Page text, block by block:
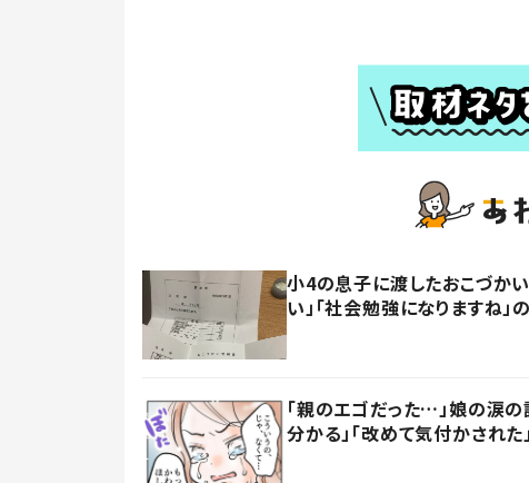
小4の息子に渡したおこづか
い」「社会勉強になりますね」
「親のエゴだった…」娘の涙
分かる」「改めて気付かされた」